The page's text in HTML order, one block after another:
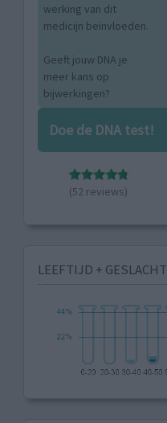
werking van dit
medicijn beïnvloeden.
Geeft jouw DNA je
meer kans op
bijwerkingen?
Doe de DNA test!
(52 reviews)
LEEFTIJD + GESLACHT